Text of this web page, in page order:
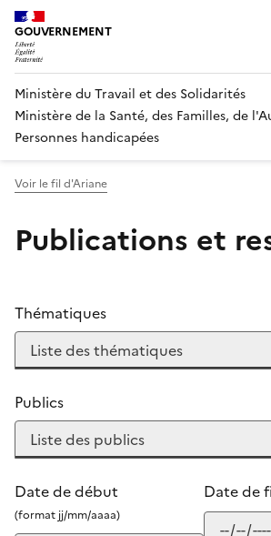
Panneau de gestion des cookies
GOUVERNEMENT
Ministère du Travail et des Solidarités
Ministère de la Santé, des Familles, de
Personnes handicapées
Voir le fil d'Ariane
Publications et
Thématiques
Publics
Date de début
(format jj/mm/aaaa)
Date de